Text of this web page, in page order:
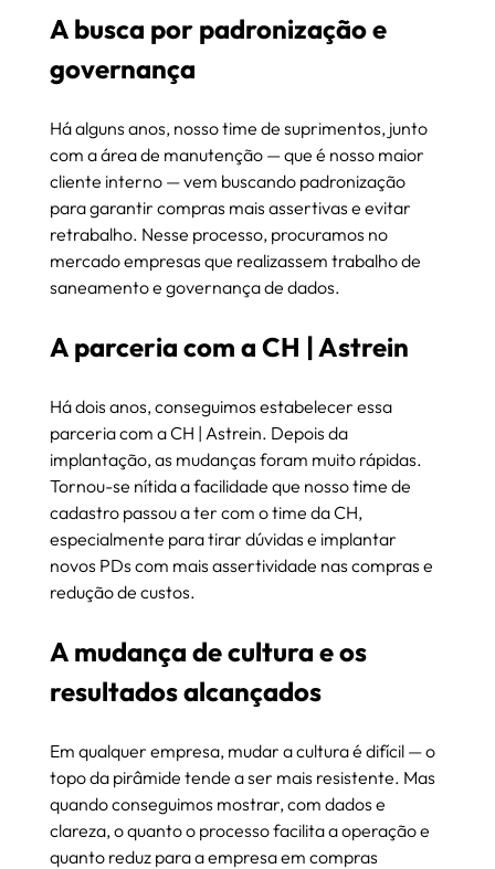
A busca por padronização e
governança
Há alguns anos, nosso time de suprimentos, junto
com a área de manutenção — que é nosso maior
cliente interno — vem buscando padronização
para garantir compras mais assertivas e evitar
retrabalho. Nesse processo, procuramos no
mercado empresas que realizassem trabalho de
saneamento e governança de dados.
A parceria com a CH | Astrein
Há dois anos, conseguimos estabelecer essa
parceria com a CH | Astrein. Depois da
implantação, as mudanças foram muito rápidas.
Tornou-se nítida a facilidade que nosso time de
cadastro passou a ter com o time da CH,
especialmente para tirar dúvidas e implantar
novos PDs com mais assertividade nas compras e
redução de custos.
A mudança de cultura e os
resultados alcançados
Em qualquer empresa, mudar a cultura é difícil — o
topo da pirâmide tende a ser mais resistente. Mas
quando conseguimos mostrar, com dados e
clareza, o quanto o processo facilita a operação e
quanto reduz para a empresa em compras